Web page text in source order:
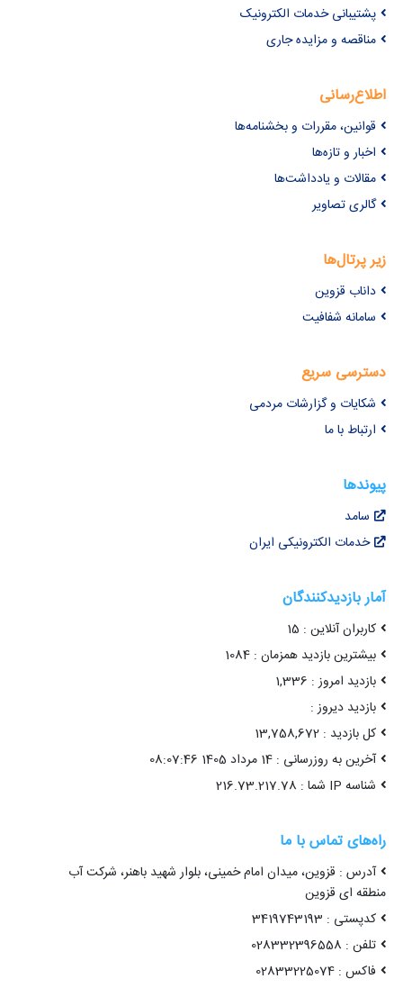
پشتیبانی خدمات الکترونیک
مناقصه و مزایده جاری
اطلاع‌رسانی
قوانین، مقررات و بخشنامه‌ها
اخبار و تازه‌ها
مقالات و یادداشت‌ها
گالری تصاویر
زیر پرتال‌ها
داناب قزوین
سامانه شفافیت
دسترسی سریع
شکایات و گزارشات مردمی
ارتباط با ما
پیوندها
سامد
خدمات الکترونیکی ایران
آمار بازدیدکنندگان
کاربران آنلاین : 15
بیشترین بازدید همزمان : 1084
بازدید امروز : 1,336
بازدید دیروز :
کل بازدید : 13,758,672
آخرین به روزرسانی : 14 مرداد 1405 08:07:46
شناسه IP شما : 216.73.217.78
راه‌های تماس با ما
آدرس : قزوین، میدان امام خمینی، بلوار شهید باهنر، شرکت آب
منطقه ای قزوین
کدپستی : 3419743193
تلفن : 028332396558
فاکس : 02833225074